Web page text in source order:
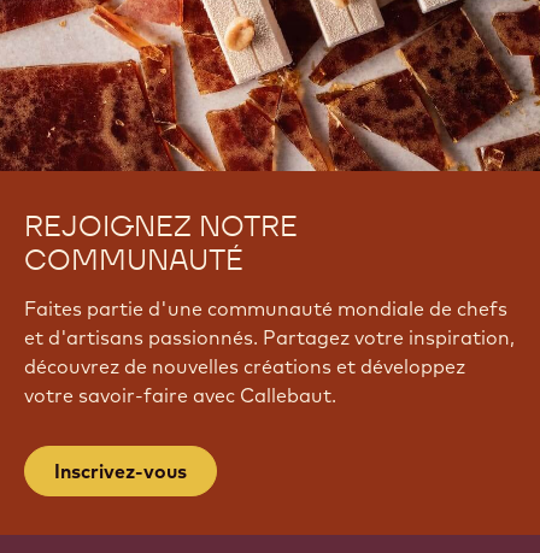
REJOIGNEZ NOTRE
COMMUNAUTÉ
Faites partie d'une communauté mondiale de chefs
et d'artisans passionnés. Partagez votre inspiration,
découvrez de nouvelles créations et développez
votre savoir-faire avec Callebaut.
Inscrivez-vous